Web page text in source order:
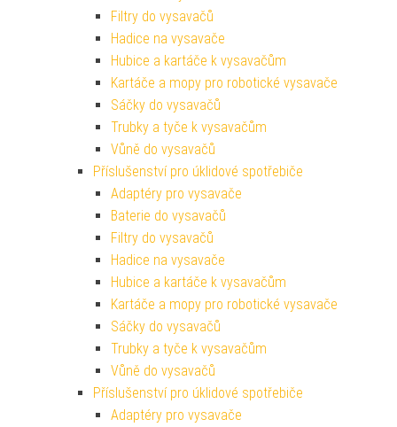
Filtry do vysavačů
Hadice na vysavače
Hubice a kartáče k vysavačům
Kartáče a mopy pro robotické vysavače
Sáčky do vysavačů
Trubky a tyče k vysavačům
Vůně do vysavačů
Příslušenství pro úklidové spotřebiče
Adaptéry pro vysavače
Baterie do vysavačů
Filtry do vysavačů
Hadice na vysavače
Hubice a kartáče k vysavačům
Kartáče a mopy pro robotické vysavače
Sáčky do vysavačů
Trubky a tyče k vysavačům
Vůně do vysavačů
Příslušenství pro úklidové spotřebiče
Adaptéry pro vysavače